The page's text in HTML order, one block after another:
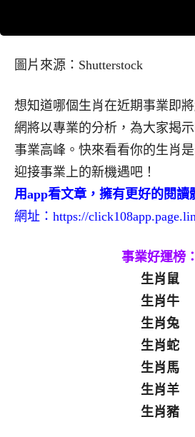
圖片來源：Shutterstock
想知道哪個生肖在近期事業即
網將以專業的分析，為大家揭
事業高峰。快來看看你的生肖
迎接事業上的新機遇吧！
用app看文章，擁有更好的閱讀
網址： https://
事業好運榜：
生肖鼠
生肖牛
生肖兔
生肖蛇
生肖馬
生肖羊
生肖豬